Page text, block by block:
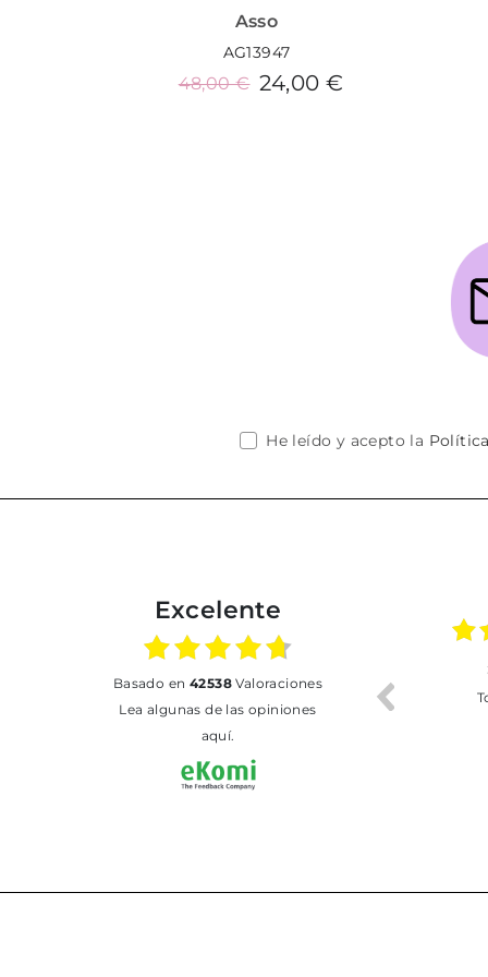
Asso
AG13947
24,00 €
48,00 €
He leído y acepto la
Excelente
basado en 42538Valoraciones
Lea algunas de las opiniones
aquí.